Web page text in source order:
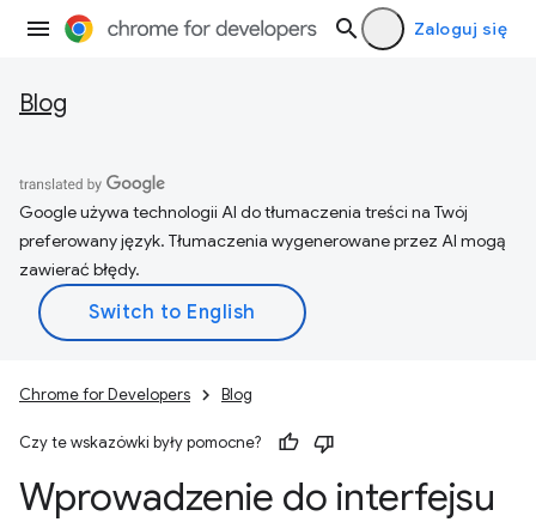
Zaloguj się
Blog
Google używa technologii AI do tłumaczenia treści na Twój
preferowany język. Tłumaczenia wygenerowane przez AI mogą
zawierać błędy.
Chrome for Developers Blog
Czy te wskazówki były pomocne?
Wprowadzenie do interfejsu